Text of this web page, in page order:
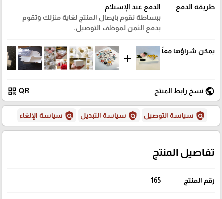
طريقة الدفع
الدفع عند الإستلام
ببساطة نقوم بايصال المنتج لغاية منزلك وتقوم
بدفع الثمن لموظف التوصيل.
يمكن شراؤها معاً
add
public نسخ رابط المنتج QR
qr_code
policy سياسة التوصيل policy سياسة التبديل policy سياسة الإلغاء
تفاصيل المنتج
رقم المنتج 165